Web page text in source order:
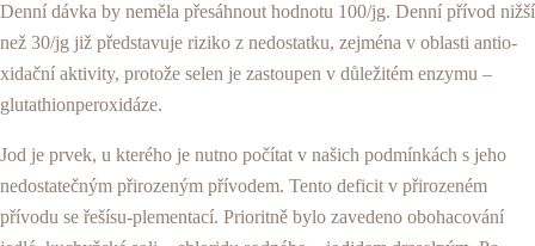
Denní dávka by neměla přesáhnout hodnotu 100/jg. Denní přívod nižší
než 30/jg již před­stavuje riziko z nedostatku, zejména v oblasti antio-
xidační aktivity, protože selen je zastoupen v důleži­tém enzymu –
glutathionperoxidáze.
Jod je prvek, u kterého je nutno počítat v našich podmínkách s jeho
nedostatečným přirozeným pří­vodem. Tento deficit v přirozeném
přívodu se řešísu-plementací. Prioritně bylo zavedeno obohacování